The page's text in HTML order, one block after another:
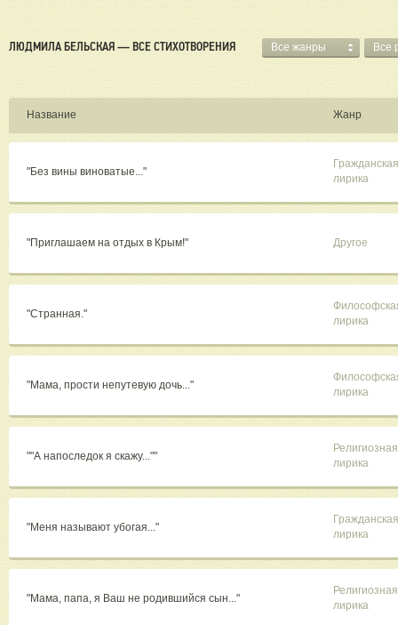
ЛЮДМИЛА БЕЛЬСКАЯ — ВСЕ СТИХОТВОРЕНИЯ Все жанры Все
Название Жанр
"Без вины виноватые..."
Гражданская
лирика
"Приглашаем на отдых в Крым!" Другое
"Странная."
лирика
"Мама, прости непутевую дочь..."
лирика
""А напоследок я скажу...""
Религиозная
лирика
"Меня называют убогая..."
Гражданская
лирика
"Мама, папа, я Ваш не родившийся сын..."
Религиозная
лирика